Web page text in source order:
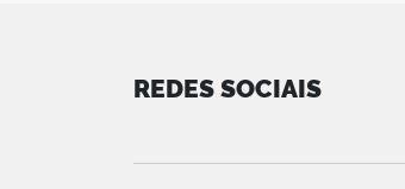
REDES SOCIAIS